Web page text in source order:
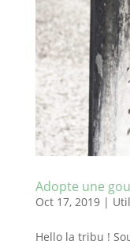
Adopte une
Oct 17, 2019|
Hello la tribu !